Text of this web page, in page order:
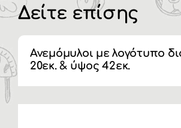
Δείτε επίσης
Ανεμόμυλοι με λογότυπο
20εκ. & ύψος 42εκ.